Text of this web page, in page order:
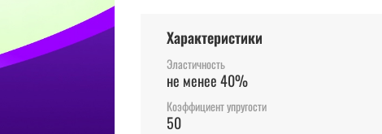
Характеристики
Эластичность
не менее 40%
Коэффициент упругости
50